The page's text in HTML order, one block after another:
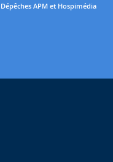
Dépêches APM et Hospimédia